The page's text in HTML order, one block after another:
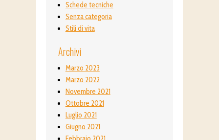
Schede tecniche
Senza categoria
Stili di vita
Archivi
Marzo 2023
Marzo 2022
Novembre 2021
Ottobre 2021
Luglio 2021
Giugno 2021